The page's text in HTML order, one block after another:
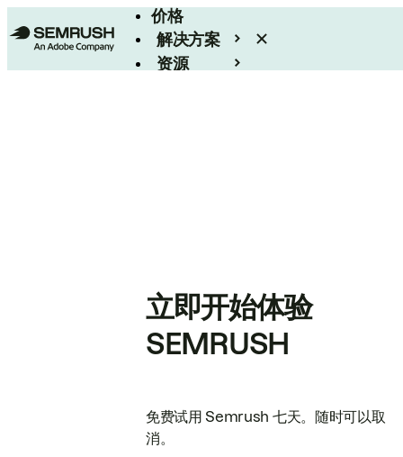
价格
解决方案
资源
立即开始体验
SEMRUSH
免费试用 Semrush 七天。随时可以取
消。